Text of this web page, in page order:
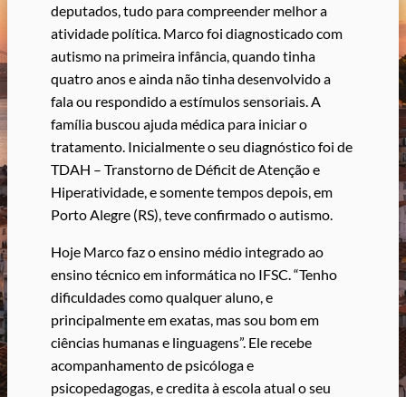
deputados, tudo para compreender melhor a
atividade política. Marco foi diagnosticado com
autismo na primeira infância, quando tinha
quatro anos e ainda não tinha desenvolvido a
fala ou respondido a estímulos sensoriais. A
família buscou ajuda médica para iniciar o
tratamento. Inicialmente o seu diagnóstico foi de
TDAH – Transtorno de Déficit de Atenção e
Hiperatividade, e somente tempos depois, em
Porto Alegre (RS), teve confirmado o autismo.
Hoje Marco faz o ensino médio integrado ao
ensino técnico em informática no IFSC. “Tenho
dificuldades como qualquer aluno, e
principalmente em exatas, mas sou bom em
ciências humanas e linguagens”. Ele recebe
acompanhamento de psicóloga e
psicopedagogas, e credita à escola atual o seu